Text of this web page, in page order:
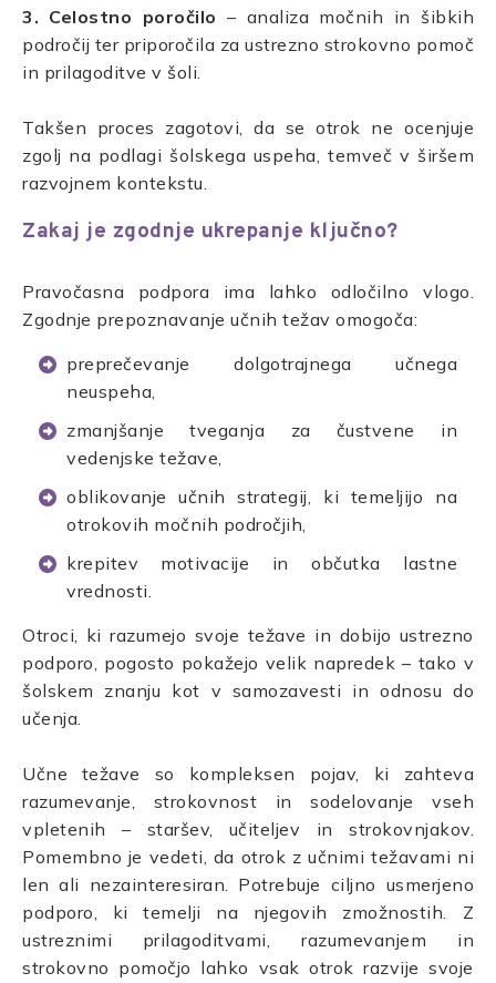
3. Celostno poročilo – analiza močnih in šibkih
področij ter priporočila za ustrezno strokovno pomoč
in prilagoditve v šoli.
Takšen proces zagotovi, da se otrok ne ocenjuje
zgolj na podlagi šolskega uspeha, temveč v širšem
razvojnem kontekstu.
Zakaj je zgodnje ukrepanje ključno?
Pravočasna podpora ima lahko odločilno vlogo.
Zgodnje prepoznavanje učnih težav omogoča:
preprečevanje dolgotrajnega učnega
neuspeha,
zmanjšanje tveganja za čustvene in
vedenjske težave,
oblikovanje učnih strategij, ki temeljijo na
otrokovih močnih področjih,
krepitev motivacije in občutka lastne
vrednosti.
Otroci, ki razumejo svoje težave in dobijo ustrezno
podporo, pogosto pokažejo velik napredek – tako v
šolskem znanju kot v samozavesti in odnosu do
učenja.
Učne težave so kompleksen pojav, ki zahteva
razumevanje, strokovnost in sodelovanje vseh
vpletenih – staršev, učiteljev in strokovnjakov.
Pomembno je vedeti, da otrok z učnimi težavami ni
len ali nezainteresiran. Potrebuje ciljno usmerjeno
podporo, ki temelji na njegovih zmožnostih. Z
ustreznimi prilagoditvami, razumevanjem in
strokovno pomočjo lahko vsak otrok razvije svoje